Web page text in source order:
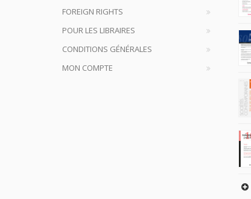
FOREIGN RIGHTS
POUR LES LIBRAIRES
CONDITIONS GÉNÉRALES
MON COMPTE